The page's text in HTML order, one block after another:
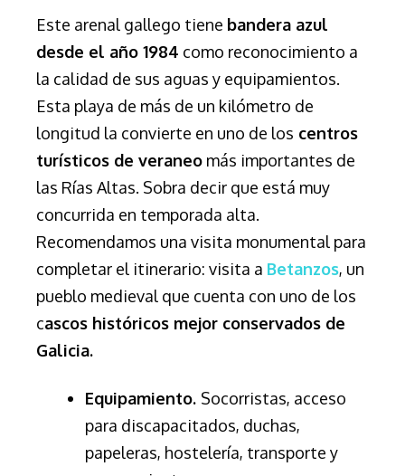
Este arenal gallego tiene bandera azul
desde el año 1984 como reconocimiento a
la calidad de sus aguas y equipamientos.
Esta playa de más de un kilómetro de
longitud la convierte en uno de los centros
turísticos de veraneo más importantes de
las Rías Altas. Sobra decir que está muy
concurrida en temporada alta.
Recomendamos una visita monumental para
completar el itinerario: visita a Betanzos, un
pueblo medieval que cuenta con uno de los
cascos históricos mejor conservados de
Galicia.
Equipamiento. Socorristas, acceso
para discapacitados, duchas,
papeleras, hostelería, transporte y